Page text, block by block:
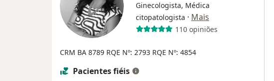
Ginecologista, Médica
citopatologista · Mais
110 opiniões
CRM BA 8789 RQE Nº: 2793 RQE Nº: 4854
Pacientes fiéis